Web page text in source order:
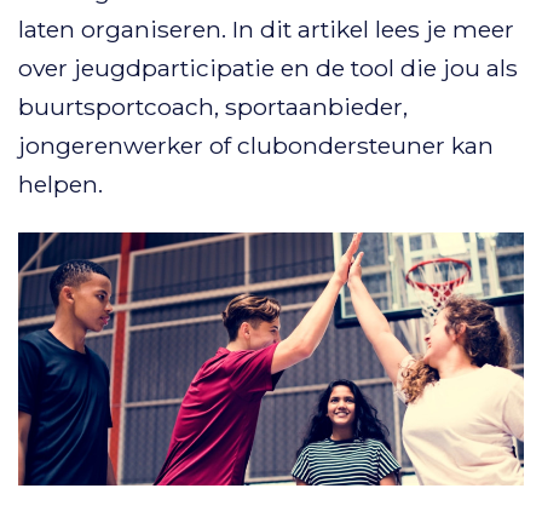
laten organiseren. In dit artikel lees je meer
over jeugdparticipatie en de tool die jou als
buurtsportcoach, sportaanbieder,
jongerenwerker of clubondersteuner kan
helpen.